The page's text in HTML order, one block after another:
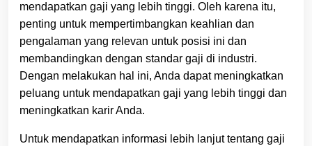
mendapatkan gaji yang lebih tinggi. Oleh karena itu,
penting untuk mempertimbangkan keahlian dan
pengalaman yang relevan untuk posisi ini dan
membandingkan dengan standar gaji di industri.
Dengan melakukan hal ini, Anda dapat meningkatkan
peluang untuk mendapatkan gaji yang lebih tinggi dan
meningkatkan karir Anda.
Untuk mendapatkan informasi lebih lanjut tentang gaji